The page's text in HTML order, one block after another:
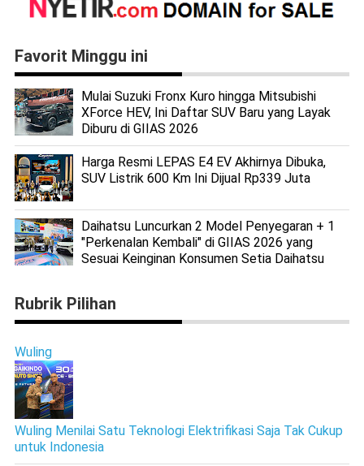
Favorit Minggu ini
Mulai Suzuki Fronx Kuro hingga Mitsubishi
XForce HEV, Ini Daftar SUV Baru yang Layak
Diburu di GIIAS 2026
Harga Resmi LEPAS E4 EV Akhirnya Dibuka,
SUV Listrik 600 Km Ini Dijual Rp339 Juta
Daihatsu Luncurkan 2 Model Penyegaran + 1
"Perkenalan Kembali" di GIIAS 2026 yang
Sesuai Keinginan Konsumen Setia Daihatsu
Rubrik Pilihan
Wuling
Wuling Menilai Satu Teknologi Elektrifikasi Saja Tak Cukup
untuk Indonesia